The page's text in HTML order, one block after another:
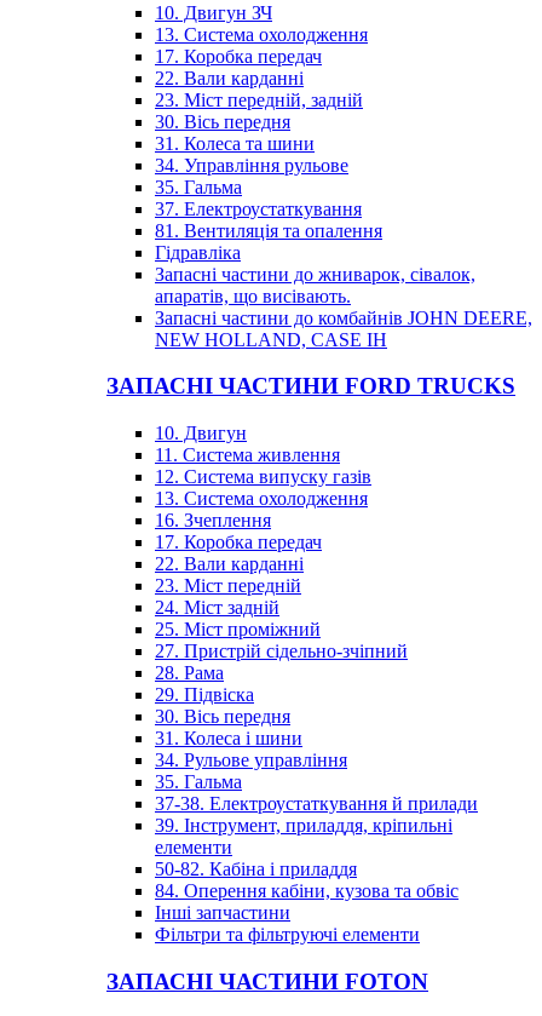
10. Двигун ЗЧ
13. Система охолодження
17. Коробка передач
22. Вали карданні
23. Міст передній, задній
30. Вісь передня
31. Колеса та шини
34. Управління рульове
35. Гальма
37. Електроустаткування
81. Вентиляція та опалення
Гідравліка
Запасні частини до жниварок, сівалок,
апаратів, що висівають.
Запасні частини до комбайнів JOHN DEERE,
NEW HOLLAND, CASE IH
ЗАПАСНІ ЧАСТИНИ FORD TRUCKS
10. Двигун
11. Система живлення
12. Система випуску газів
13. Система охолодження
16. Зчеплення
17. Коробка передач
22. Вали карданні
23. Міст передній
24. Міст задній
25. Міст проміжний
27. Пристрій сідельно-зчіпний
28. Рама
29. Підвіска
30. Вісь передня
31. Колеса і шини
34. Рульове управління
35. Гальма
37-38. Електроустаткування й прилади
39. Інструмент, приладдя, кріпильні
елементи
50-82. Кабіна і приладдя
84. Оперення кабіни, кузова та обвіс
Інші запчастини
Фільтри та фільтруючі елементи
ЗАПАСНІ ЧАСТИНИ FOTON